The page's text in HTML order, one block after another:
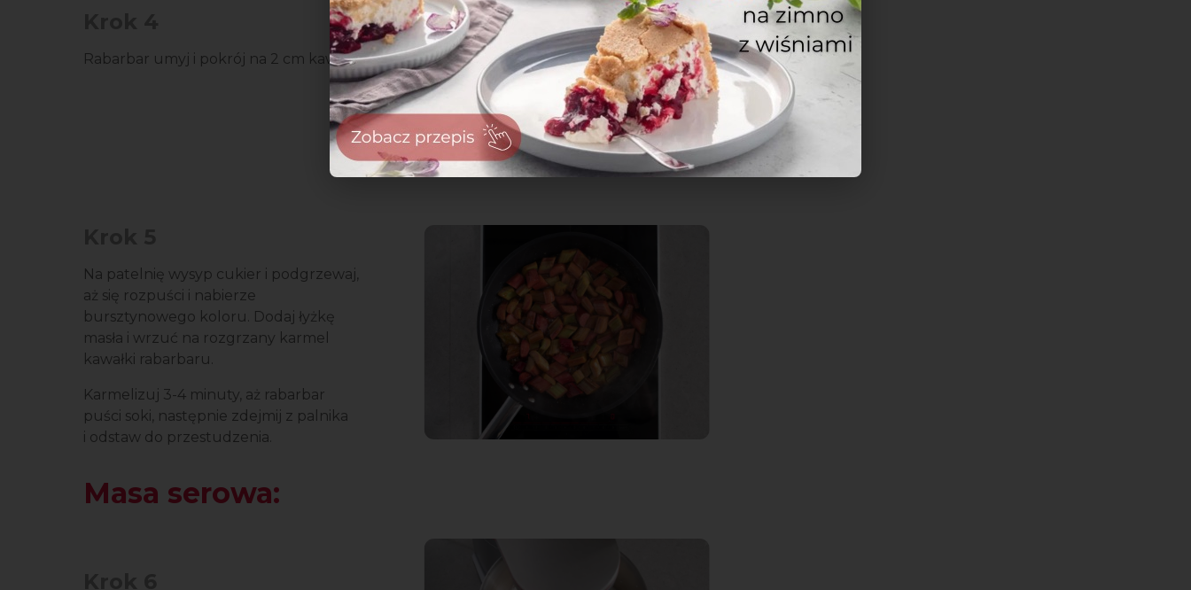
Rabarbar umyj i pokrój na 2 cm kawałki.
Na patelnię wysyp cukier i podgrzewaj,
aż się rozpuści i nabierze
bursztynowego koloru. Dodaj łyżkę
masła i wrzuć na rozgrzany karmel
kawałki rabarbaru.
Karmelizuj 3-4 minuty, aż rabarbar
puści soki, następnie zdejmij z palnika
i odstaw do przestudzenia.
Masa serowa:
się
zarejestruj